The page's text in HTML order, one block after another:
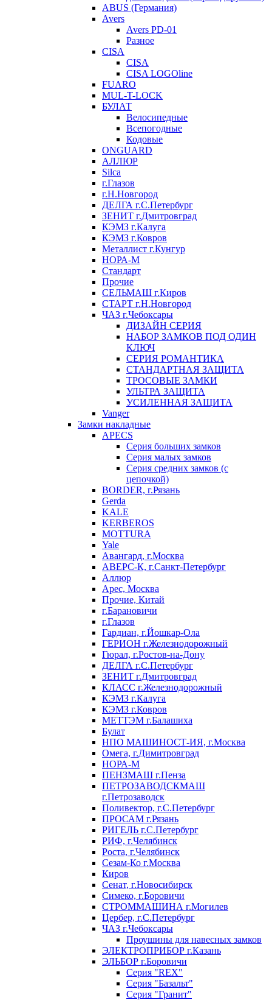
ABUS (Германия)
Avers
Avers PD-01
Разное
CISA
CISA
CISA LOGOline
FUARO
MUL-T-LOCK
БУЛАТ
Велосипедные
Всепогодные
Кодовые
ONGUARD
АЛЛЮР
Silca
г.Глазов
г.Н.Новгород
ДЕЛГА г.С.Петербург
ЗЕНИТ г.Дмитровград
КЭМЗ г.Калуга
КЭМЗ г.Ковров
Металлист г.Кунгур
НОРА-М
Стандарт
Прочие
СЕЛЬМАШ г.Киров
СТАРТ г.Н.Новгород
ЧАЗ г.Чебоксары
ДИЗАЙН СЕРИЯ
НАБОР ЗАМКОВ ПОД ОДИН
КЛЮЧ
СЕРИЯ РОМАНТИКА
СТАНДАРТНАЯ ЗАЩИТА
ТРОСОВЫЕ ЗАМКИ
УЛЬТРА ЗАЩИТА
УСИЛЕННАЯ ЗАЩИТА
Vanger
Замки накладные
APECS
Серия больших замков
Серия малых замков
Серия средних замков (с
цепочкой)
BORDER, г.Рязань
Gerda
KALE
KERBEROS
MOTTURA
Yale
Авангард, г.Москва
АВЕРС-К, г.Санкт-Петербург
Аллюр
Арес, Москва
Прочие, Китай
г.Барановичи
г.Глазов
Гардиан, г.Йошкар-Ола
ГЕРИОН г.Железнодорожный
Гюрал, г.Ростов-на-Дону
ДЕЛГА г.С.Петербург
ЗЕНИТ г.Дмитровград
КЛАСС г.Железнодорожный
КЭМЗ г.Калуга
КЭМЗ г.Ковров
МЕТТЭМ г.Балашиха
Булат
НПО МАШИНОСТ-ИЯ, г.Москва
Омега, г.Димитровград
НОРА-М
ПЕНЗМАШ г.Пенза
ПЕТРОЗАВОДСКМАШ
г.Петрозаводск
Поливектор, г.С.Петербург
ПРОСАМ г.Рязань
РИГЕЛЬ г.С.Петербург
РИФ, г.Челябинск
Роста, г.Челябинск
Сезам-Ко г.Москва
Киров
Сенат, г.Новосибирск
Симеко, г.Боровичи
СТРОММАШИНА г.Могилев
Цербер, г.С.Петербург
ЧАЗ г.Чебоксары
Проушины для навесных замков
ЭЛЕКТРОПРИБОР г.Казань
ЭЛЬБОР г.Боровичи
Серия "REX"
Серия "Базальт"
Серия "Гранит"